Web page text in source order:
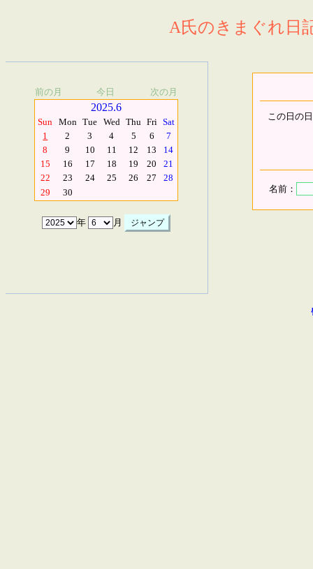
A氏のきまぐれ日
前の月 今日 次の月
2025.6
Sun Mon Tue Wed Thu Fri Sat
1
2 3 4 5 6
7
8
9 10 11 12 13
14
15
16 17 18 19 20
21
22
23 24 25 26 27
28
29
30
年 月
この日の
名前：